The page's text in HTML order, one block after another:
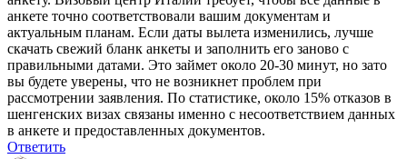
анкете точно соответствовали вашим документам и
актуальным планам. Если даты вылета изменились, лучше
скачать свежий бланк анкеты и заполнить его заново с
правильными датами. Это займет около 20-30 минут, но зато
вы будете уверены, что не возникнет проблем при
рассмотрении заявления. По статистике, около 15% отказов в
шенгенских визах связаны именно с несоответствием данных
в анкете и предоставленных документов.
Ответить